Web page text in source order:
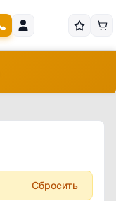
Сбросить